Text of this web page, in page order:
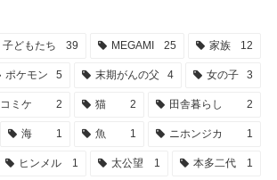
子どもたち 39 MEGAMI 25 家族 12
ポケモン 5 末期がんの父 4 女の子 3
コミケ 2 猫 2 田舎暮らし 2
海 1 魚 1 ニホンジカ 1
ヒンメル 1 太公望 1 本多二代 1